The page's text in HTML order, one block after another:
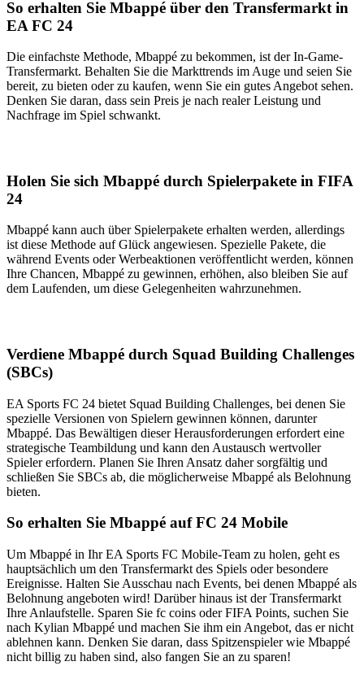
So erhalten Sie Mbappé über den Transfermarkt in
EA FC 24
Die einfachste Methode, Mbappé zu bekommen, ist der In-Game-
Transfermarkt. Behalten Sie die Markttrends im Auge und seien Sie
bereit, zu bieten oder zu kaufen, wenn Sie ein gutes Angebot sehen.
Denken Sie daran, dass sein Preis je nach realer Leistung und
Nachfrage im Spiel schwankt.
Holen Sie sich Mbappé durch Spielerpakete in FIFA
24
Mbappé kann auch über Spielerpakete erhalten werden, allerdings
ist diese Methode auf Glück angewiesen. Spezielle Pakete, die
während Events oder Werbeaktionen veröffentlicht werden, können
Ihre Chancen, Mbappé zu gewinnen, erhöhen, also bleiben Sie auf
dem Laufenden, um diese Gelegenheiten wahrzunehmen.
Verdiene Mbappé durch Squad Building Challenges
(SBCs)
EA Sports FC 24 bietet Squad Building Challenges, bei denen Sie
spezielle Versionen von Spielern gewinnen können, darunter
Mbappé. Das Bewältigen dieser Herausforderungen erfordert eine
strategische Teambildung und kann den Austausch wertvoller
Spieler erfordern. Planen Sie Ihren Ansatz daher sorgfältig und
schließen Sie SBCs ab, die möglicherweise Mbappé als Belohnung
bieten.
So erhalten Sie Mbappé auf FC 24 Mobile
Um Mbappé in Ihr EA Sports FC Mobile-Team zu holen, geht es
hauptsächlich um den Transfermarkt des Spiels oder besondere
Ereignisse. Halten Sie Ausschau nach Events, bei denen Mbappé als
Belohnung angeboten wird! Darüber hinaus ist der Transfermarkt
Ihre Anlaufstelle. Sparen Sie fc coins oder FIFA Points, suchen Sie
nach Kylian Mbappé und machen Sie ihm ein Angebot, das er nicht
ablehnen kann. Denken Sie daran, dass Spitzenspieler wie Mbappé
nicht billig zu haben sind, also fangen Sie an zu sparen!